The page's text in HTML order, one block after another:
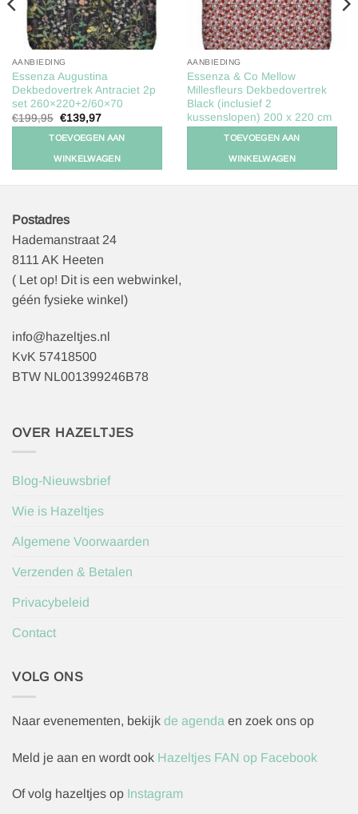
AANBIEDING
Essenza Augustina
Dekbedovertrek Antraciet 2p
set 260×220+2/60×70
€199,95 Oorspronkelijke
prijs
was:
€139,97Huidige
prijs
is:
TOEVOEGEN AAN
WINKELWAGEN
AANBIEDING
Essenza & Co Mellow
Millesfleurs Dekbedovertrek
Black (inclusief 2
kussenslopen) 200 x 220 cm
129,95
prijs
€129,95.
€64,98
prijs
€64,98.
TOEVOEGEN AAN
WINKELWAGEN
Postadres
Hademanstraat 24
8111 AK Heeten
( Let op! Dit is een webwinkel,
géén fysieke winkel)
info@hazeltjes.nl
KvK 57418500
BTW NL001399246B78
OVER HAZELTJES
Blog-Nieuwsbrief
Wie is Hazeltjes
Algemene Voorwaarden
Verzenden & Betalen
Privacybeleid
Contact
VOLG ONS
Naar evenementen, bekijk de agenda en zoek ons op
Meld je aan en wordt ook Hazeltjes FAN op Facebook
Of volg hazeltjes op Instagram